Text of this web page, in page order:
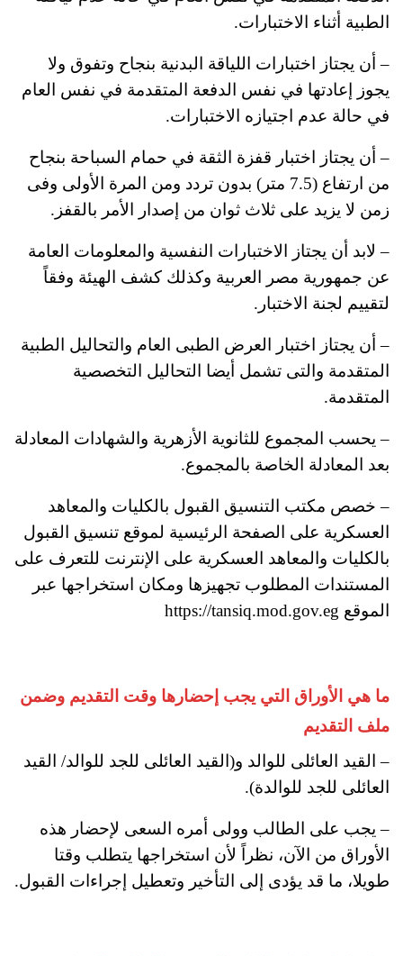
الطبية أثناء الاختبارات.
– أن يجتاز اختبارات اللياقة البدنية بنجاح وتفوق ولا
يجوز إعادتها في نفس الدفعة المتقدمة في نفس العام
في حالة عدم اجتيازه الاختبارات.
– أن يجتاز اختبار قفزة الثقة في حمام السباحة بنجاح
من ارتفاع (7.5 متر) بدون تردد ومن المرة الأولى وفى
زمن لا يزيد على ثلاث ثوان من إصدار الأمر بالقفز.
– لابد أن يجتاز الاختبارات النفسية والمعلومات العامة
عن جمهورية مصر العربية وكذلك كشف الهيئة وفقاً
لتقييم لجنة الاختبار.
– أن يجتاز اختبار العرض الطبى العام والتحاليل الطبية
المتقدمة والتى تشمل أيضا التحاليل التخصصية
المتقدمة.
– يحسب المجموع للثانوية الأزهرية والشهادات المعادلة
بعد المعادلة الخاصة بالمجموع.
– خصص مكتب التنسيق القبول بالكليات والمعاهد
العسكرية على الصفحة الرئيسية لموقع تنسيق القبول
بالكليات والمعاهد العسكرية على الإنترنت للتعرف على
المستندات المطلوب تجهيزها ومكان استخراجها عبر
الموقع https://tansiq.mod.gov.eg
ما هي الأوراق التي يجب إحضارها وقت التقديم وضمن
ملف التقديم
– القيد العائلى للوالد و(القيد العائلى للجد للوالد/ القيد
العائلى للجد للوالدة).
– يجب على الطالب وولى أمره السعى لإحضار هذه
الأوراق من الآن، نظراً لأن استخراجها يتطلب وقتا
طويلا، ما قد يؤدى إلى التأخير وتعطيل إجراءات القبول.